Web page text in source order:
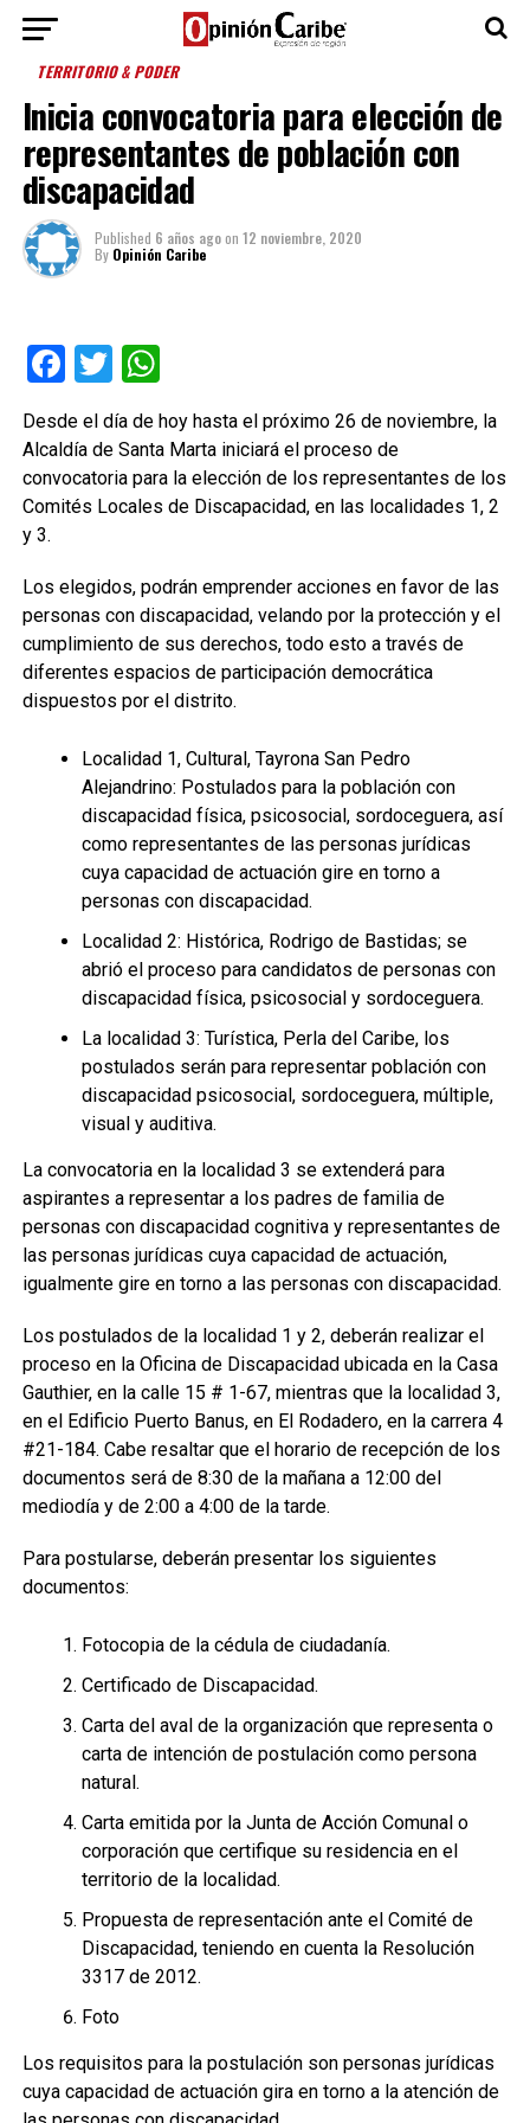
TERRITORIO & PODER
Inicia convocatoria para elección de
representantes de población con
discapacidad
Published 6 años agoon 12 noviembre, 2020
By Opinión Caribe
Facebook
TwitterWhatsApp
Desde el día de hoy hasta el próximo 26 de noviembre, la
Alcaldía de Santa Marta iniciará el proceso de
convocatoria para la elección de los representantes de los
Comités Locales de Discapacidad, en las localidades 1, 2
y 3.
Los elegidos, podrán emprender acciones en favor de las
personas con discapacidad, velando por la protección y el
cumplimiento de sus derechos, todo esto a través de
diferentes espacios de participación democrática
dispuestos por el distrito.
Localidad 1, Cultural, Tayrona San Pedro
Alejandrino: Postulados para la población con
discapacidad física, psicosocial, sordoceguera, así
como representantes de las personas jurídicas
cuya capacidad de actuación gire en torno a
personas con discapacidad.
Localidad 2: Histórica, Rodrigo de Bastidas; se
abrió el proceso para candidatos de personas con
discapacidad física, psicosocial y sordoceguera.
La localidad 3: Turística, Perla del Caribe, los
postulados serán para representar población con
discapacidad psicosocial, sordoceguera, múltiple,
visual y auditiva.
La convocatoria en la localidad 3 se extenderá para
aspirantes a representar a los padres de familia de
personas con discapacidad cognitiva y representantes de
las personas jurídicas cuya capacidad de actuación,
igualmente gire en torno a las personas con discapacidad.
Los postulados de la localidad 1 y 2, deberán realizar el
proceso en la Oficina de Discapacidad ubicada en la Casa
Gauthier, en la calle 15 # 1-67, mientras que la localidad 3,
en el Edificio Puerto Banus, en El Rodadero, en la carrera 4
#21-184. Cabe resaltar que el horario de recepción de los
documentos será de 8:30 de la mañana a 12:00 del
mediodía y de 2:00 a 4:00 de la tarde.
Para postularse, deberán presentar los siguientes
documentos:
Fotocopia de la cédula de ciudadanía.
Certificado de Discapacidad.
Carta del aval de la organización que representa o
carta de intención de postulación como persona
natural.
Carta emitida por la Junta de Acción Comunal o
corporación que certifique su residencia en el
territorio de la localidad.
Propuesta de representación ante el Comité de
Discapacidad, teniendo en cuenta la Resolución
3317 de 2012.
Foto
Los requisitos para la postulación son personas jurídicas
cuya capacidad de actuación gira en torno a la atención de